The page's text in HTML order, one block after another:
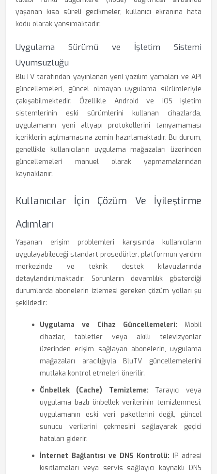
yaşanan kısa süreli gecikmeler, kullanıcı ekranına hata
kodu olarak yansımaktadır.
Uygulama Sürümü ve İşletim Sistemi
Uyumsuzluğu
BluTV tarafından yayınlanan yeni yazılım yamaları ve API
güncellemeleri, güncel olmayan uygulama sürümleriyle
çakışabilmektedir. Özellikle Android ve iOS işletim
sistemlerinin eski sürümlerini kullanan cihazlarda,
uygulamanın yeni altyapı protokollerini tanıyamaması
içeriklerin açılmamasına zemin hazırlamaktadır. Bu durum,
genellikle kullanıcıların uygulama mağazaları üzerinden
güncellemeleri manuel olarak yapmamalarından
kaynaklanır.
Kullanıcılar İçin Çözüm Ve İyileştirme
Adımları
Yaşanan erişim problemleri karşısında kullanıcıların
uygulayabileceği standart prosedürler, platformun yardım
merkezinde ve teknik destek kılavuzlarında
detaylandırılmaktadır. Sorunların devamlılık gösterdiği
durumlarda abonelerin izlemesi gereken çözüm yolları şu
şekildedir:
Uygulama ve Cihaz Güncellemeleri: Mobil
cihazlar, tabletler veya akıllı televizyonlar
üzerinden erişim sağlayan abonelerin, uygulama
mağazaları aracılığıyla BluTV güncellemelerini
mutlaka kontrol etmeleri önerilir.
Önbellek (Cache) Temizleme: Tarayıcı veya
uygulama bazlı önbellek verilerinin temizlenmesi,
uygulamanın eski veri paketlerini değil, güncel
sunucu verilerini çekmesini sağlayarak geçici
hataları giderir.
İnternet Bağlantısı ve DNS Kontrolü: IP adresi
kısıtlamaları veya servis sağlayıcı kaynaklı DNS